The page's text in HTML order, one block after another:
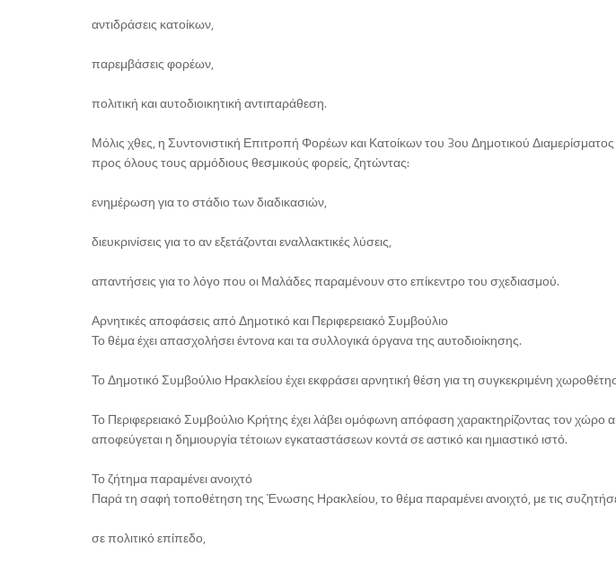
αντιδράσεις κατοίκων,
παρεμβάσεις φορέων,
πολιτική και αυτοδιοικητική αντιπαράθεση.
Μόλις χθες, η Συντονιστική Επιτροπή Φορέων και Κατοίκων του 3ου Δημοτικού
προς όλους τους αρμόδιους θεσμικούς φορείς, ζητώντας:
ενημέρωση για το στάδιο των διαδικασιών,
διευκρινίσεις για το αν εξετάζονται εναλλακτικές λύσεις,
απαντήσεις για το λόγο που οι Μαλάδες παραμένουν στο επίκεντρο του σχεδιασμού.
Αρνητικές αποφάσεις από Δημοτικό και Περιφερειακό Συμβούλιο
Το θέμα έχει απασχολήσει έντονα και τα συλλογικά όργανα της αυτοδιοίκησης.
Το Δημοτικό Συμβούλιο Ηρακλείου έχει εκφράσει αρνητική θέση για τη συγκεκριμένη
Το Περιφερειακό Συμβούλιο Κρήτης έχει λάβει ομόφωνη απόφαση χαρακτηρίζοντας τον χώρο
αποφεύγεται η δημιουργία τέτοιων εγκαταστάσεων κοντά σε αστικό και ημιαστικό ιστό.
Το ζήτημα παραμένει ανοιχτό
Παρά τη σαφή τοποθέτηση της Ένωσης Ηρακλείου, το θέμα παραμένει ανοιχτό, με τις
σε πολιτικό επίπεδο,